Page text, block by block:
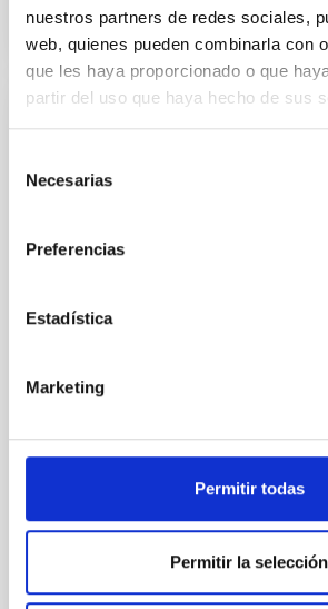
nuestros partners de redes sociales,
web, quienes pueden combinarla con
que les haya proporcionado o que
partir del uso que haya hecho de sus
Necesarias
Preferencias
Estadística
Marketing
Permitir todas
Permitir la selección
NÚMERO DE CITAS
CON ÁRBITRO
interferograms for calibration
Context. The CarbON [CII] line in
ReionisaTiOn epoch (CONCERTO)
inductance detector (LEKID)
operated until
Lundgren, A. et al.
NÚMERO DE CITAS 0